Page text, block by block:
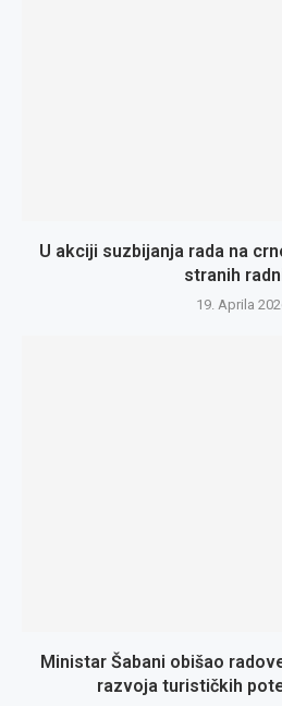
U akciji suzbijanja rada na
stranih
19. Aprila
Ministar Šabani obišao
razvoja turističkih